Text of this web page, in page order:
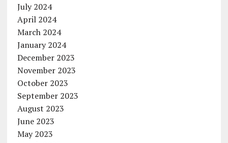
July 2024
April 2024
March 2024
January 2024
December 2023
November 2023
October 2023
September 2023
August 2023
June 2023
May 2023